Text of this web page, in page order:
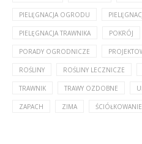
PIELĘGNACJA OGRODU
PIELĘGNACJA TRAWNIKA POKRÓJ
PORADY OGRODNICZE
ROŚLINY ROŚLINY LECZNICZE
TRAWNIK TRAWY OZDOBNE
ZAPACH ZIMA ŚCIÓŁKOWANIE